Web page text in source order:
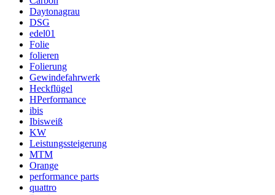
Daytonagrau
DSG
edel01
Folie
folieren
Folierung
Gewindefahrwerk
Heckflügel
HPerformance
ibis
Ibisweiß
KW
Leistungssteigerung
MTM
Orange
performance parts
quattro